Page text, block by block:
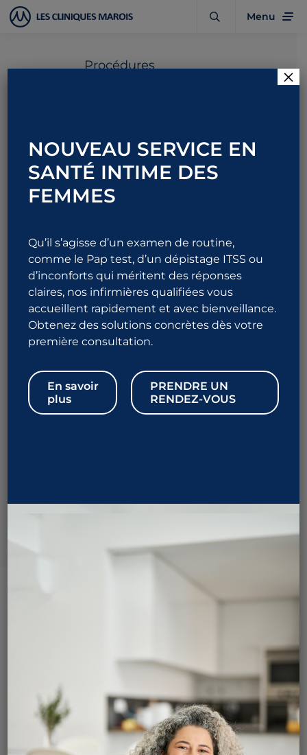
Menu
Procédures
Rendez-vous
1
Durée
approximative
Détails
FAQ
Se préparer à la procédure
Recommandations post-opératoires
1 844 URO-ALLO
inflammatoires. Elle doit être insupportable dans la
vie quotidienne. Un test d'infiltration du cordon
spermatique avec de la Marcaine doit démontrer
un soulagement significatif malgré que celui-ci
peut être temporaire.
Cette intervention est effectivement réalisée dans
les rares cas d'epidydimite chronique réfractaire et
sévère.
NOUVEAU SERVICE EN
SANTÉ INTIME DES
FEMMES
Qu’il s’agisse d’un examen de routine,
comme le Pap test, d’un dépistage ITSS ou
d’inconforts qui méritent des réponses
claires, nos infirmières qualifiées vous
accueillent rapidement et avec bienveillance.
Obtenez des solutions concrètes dès votre
première consultation.
En savoir
plus
PRENDRE UN
RENDEZ-VOUS
×